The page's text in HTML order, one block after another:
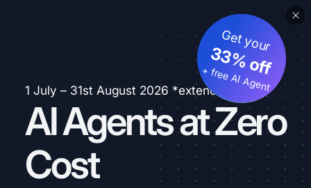
1 July – 31st August 2026 *extended
AI Agents at Zero
Cost
Get your
33% off
+ free AI Agent